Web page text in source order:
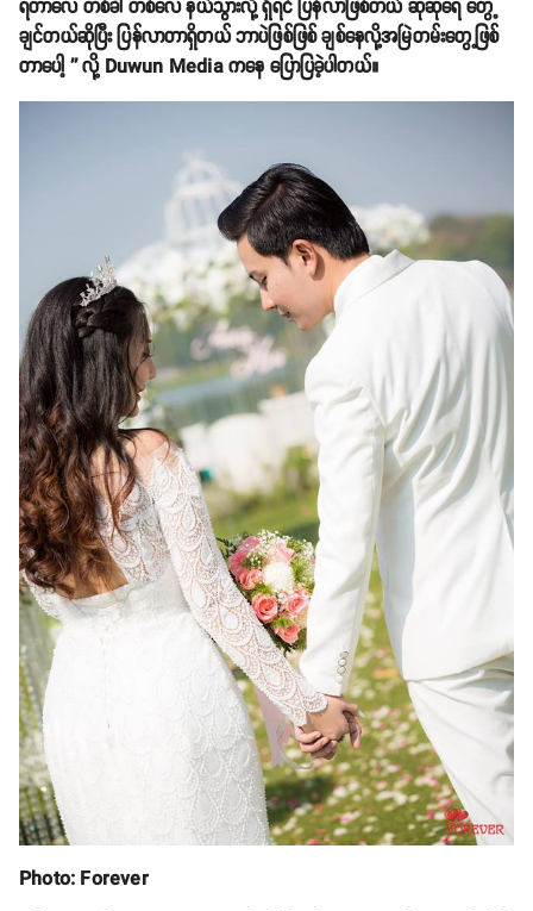
ရတာလေ တစ်ခါ တစ်လေ နယ်သွားလို့ ရှိရင် ပြန်လာဖြစ်တယ် ဆုဆုရေ တွေ့
ချင်တယ်ဆိုပြီး ပြန်လာတာရှိတယ် ဘာပဲဖြစ်ဖြစ် ချစ်နေလို့အမြဲတမ်းတွေ့ဖြစ်
တာပေါ့ '' လို့ Duwun Media ကနေ ပြောပြခဲ့ပါတယ်။
Photo: Forever